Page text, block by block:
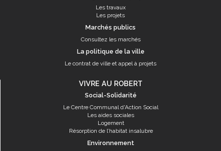
Les travaux
Les projets
Marchés publics
Consultez les marchés
La politique de la ville
Le contrat de ville et appel à projets
VIVRE AU ROBERT
Social-Solidarité
Le Centre Communal d'Action Social
Les aides sociales
Logement
Résorption de l’habitat insalubre
Environnement